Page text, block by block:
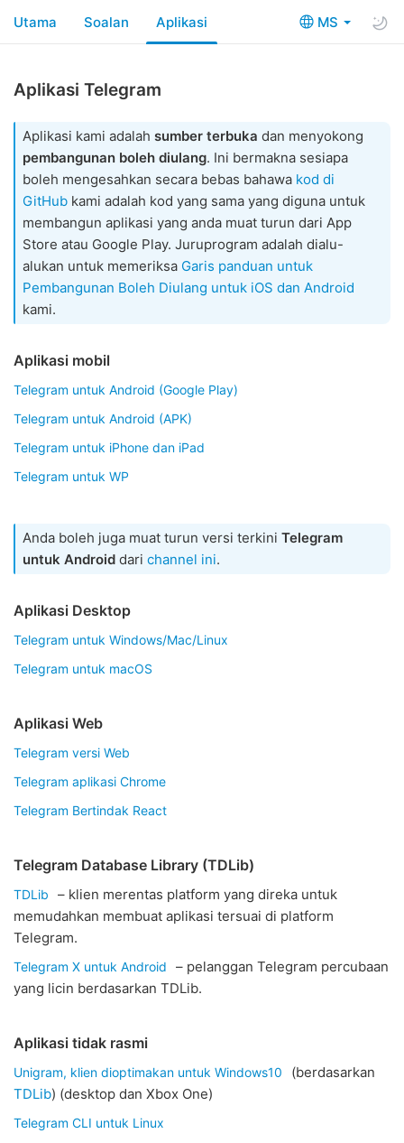
MS
Utama Soalan Aplikasi
Aplikasi Telegram
Aplikasi kami adalah sumber terbuka dan menyokong
pembangunan boleh diulang. Ini bermakna sesiapa
boleh mengesahkan secara bebas bahawa kod di
GitHub kami adalah kod yang sama yang diguna untuk
membangun aplikasi yang anda muat turun dari App
Store atau Google Play. Juruprogram adalah dialu-
alukan untuk memeriksa Garis panduan untuk
Pembangunan Boleh Diulang untuk iOS dan Android
kami.
Aplikasi mobil
Telegram untuk Android (Google Play)
Telegram untuk Android (APK)
Telegram untuk iPhone dan iPad
Telegram untuk WP
Anda boleh juga muat turun versi terkini Telegram
untuk Android dari channel ini.
Aplikasi Desktop
Telegram untuk Windows/Mac/Linux
Telegram untuk macOS
Aplikasi Web
Telegram versi Web
Telegram aplikasi Chrome
Telegram Bertindak React
Telegram Database Library (TDLib)
TDLib
– klien merentas platform yang direka untuk
memudahkan membuat aplikasi tersuai di platform
Telegram.
Telegram X untuk Android
– pelanggan Telegram percubaan
yang licin berdasarkan TDLib.
Aplikasi tidak rasmi
Unigram, klien dioptimakan untuk Windows10
(berdasarkan
TDLib) (desktop dan Xbox One)
Telegram CLI untuk Linux